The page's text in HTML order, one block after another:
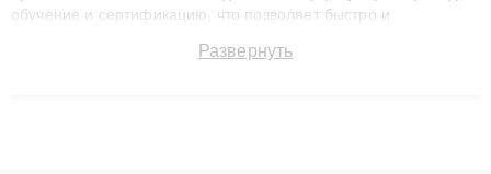
обучение и сертификацию, что позволяет быстро и
сохранением гарантии до 3 лет. Наши мастера решают
Развернуть